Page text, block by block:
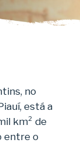
no
está a
km² de
entre o